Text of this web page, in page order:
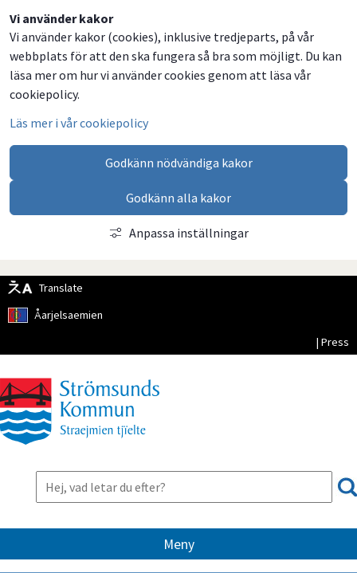
Vi använder kakor
Vi använder kakor (cookies), inklusive tredjeparts, på vår
webbplats för att den ska fungera så bra som möjligt. Du kan
läsa mer om hur vi använder cookies genom att läsa vår
cookiepolicy.
Läs mer i vår cookiepolicy
Godkänn nödvändiga kakor
Godkänn alla kakor
Anpassa inställningar
Translate
Åarjelsaemien
| Press
Meny
Dela
på
Facebook
Dela
på
Twitter
Dela
på
LinkedIn
Dela
via
email